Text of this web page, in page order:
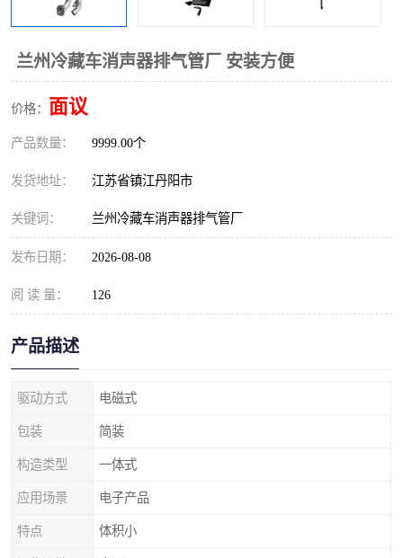
兰州冷藏车消声器排气管厂 安装方便
价格： 面议
产品数量： 9999.00个
发货地址： 江苏省镇江丹阳市
关键词： 兰州冷藏车消声器排气管厂
发布日期： 2026-08-08
阅 读 量： 126
产品描述
驱动方式 电磁式
包装 简装
构造类型 一体式
应用场景 电子产品
特点 体积小